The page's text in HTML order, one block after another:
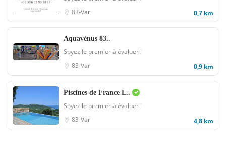
83-Var
0,7 km
Aquavénus 83..
Soyez le premier à évaluer !
83-Var
0,9 km
Piscines de France L..
Soyez le premier à évaluer !
83-Var
4,8 km